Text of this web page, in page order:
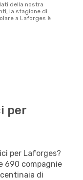
la stagione di
a Laforges è
per
per Laforges?
690 compagnie
di